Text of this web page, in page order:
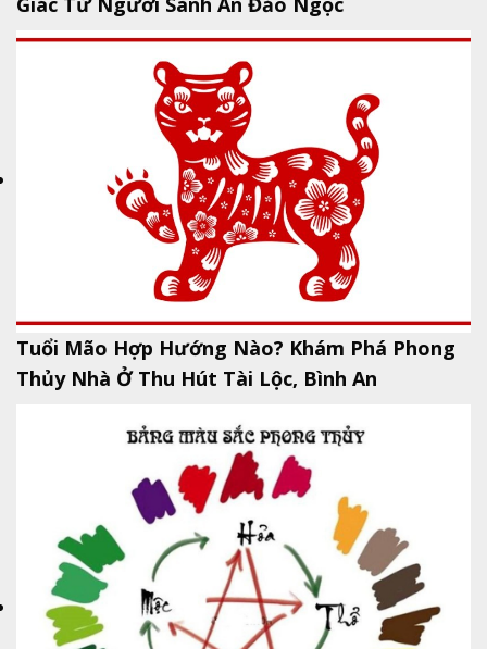
Tuổi Mão Hợp Hướng Nào? Khám Phá Phong
Thủy Nhà Ở Thu Hút Tài Lộc, Bình An